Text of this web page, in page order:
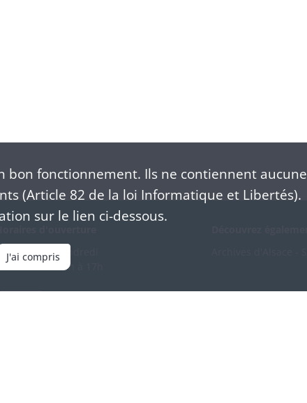
mardi au vendredi
continu de 9h à 17h
bon fonctionnement. Ils ne contiennent aucune
(Article 82 de la loi Informatique et Libertés).
sur le lien ci-dessous.
J'ai compris